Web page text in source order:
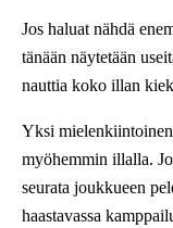
Jos haluat nähdä
tänään näytetään
nauttia koko illan
Yksi
myöhemmin illalla.
seurata joukkueen
haastavassa